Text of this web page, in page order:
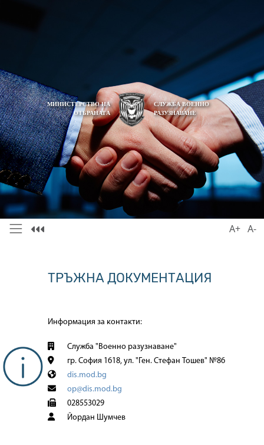
МИНИСТЕРСТВО НА
ОТБРАНАТА
СЛУЖБА ВОЕННО
РАЗУЗНАВАНЕ
A+ A-
ТРЪЖНА ДОКУМЕНТАЦИЯ
Информация за контакти:
Служба "Военно разузнаване"
гр. София 1618, ул. "Ген. Стефан Тошев" №86
dis.mod.bg
op@dis.mod.bg
028553029
Йордан Шумчев